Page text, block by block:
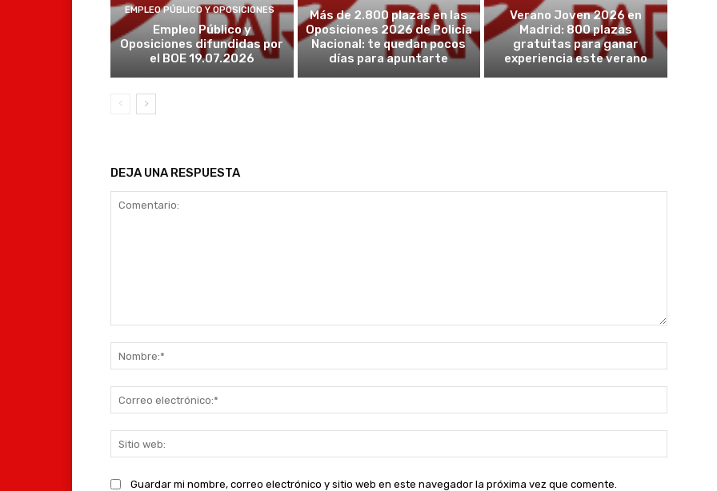
EMPLEO PÚBLICO Y OPOSICIONES
Empleo Público y
Oposiciones difundidas por
el BOE 19.07.2026
Más de 2.800 plazas en las
Oposiciones 2026 de Policía
Nacional: te quedan pocos
días para apuntarte
Verano Joven 2026 en
Madrid: 800 plazas
gratuitas para ganar
experiencia este verano
DEJA UNA RESPUESTA
web:
Guardar mi nombre, correo electrónico y sitio web en este navegador la próxima vez que comente.